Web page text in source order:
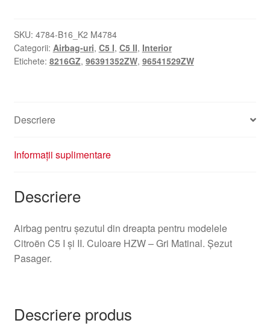
C5
I
și
SKU: 4784-B16_K2 M4784
Categorii: Airbag-uri, C5 I, C5 II, Interior
Etichete: 8216GZ, 96391352ZW, 96541529ZW
Descriere
Informații suplimentare
Descriere
Airbag pentru șezutul din dreapta pentru modelele
Citroën C5 I și II. Culoare HZW – Gri Matinal. Șezut
Pasager.
Descriere produs